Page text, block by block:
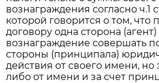
вознаграждения согласно ч.1
которой говорится о том, что
договору одна сторона (агент)
вознаграждение совершать
стороны (принципала)
действия от своего имени, но
либо от имени и за счет